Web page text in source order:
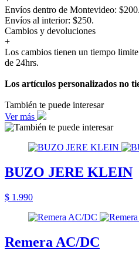
Envíos dentro de Montevideo: $200.
Envíos al interior: $250.
Cambios y devoluciones
+
Los cambios tienen un tiempo
de 24hrs.
Los artículos personalizados no
También te puede interesar
Ver más
BUZO JERE KLEIN
$ 1.990
Remera AC/DC